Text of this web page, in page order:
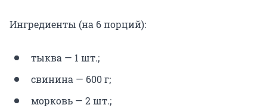
Ингредиенты (на 6 порций):
тыква — 1 шт.;
свинина — 600 г;
морковь — 2 шт.;